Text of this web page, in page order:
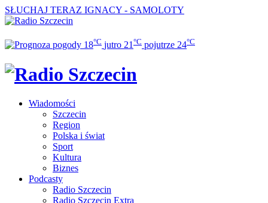
SŁUCHAJ TERAZ IGNACY - SAMOLOTY
18°C jutro 21 °C pojutrze 24°C
Wiadomości
Szczecin
Region
Polska i świat
Sport
Kultura
Biznes
Podcasty
Radio Szczecin
Radio Szczecin Extra